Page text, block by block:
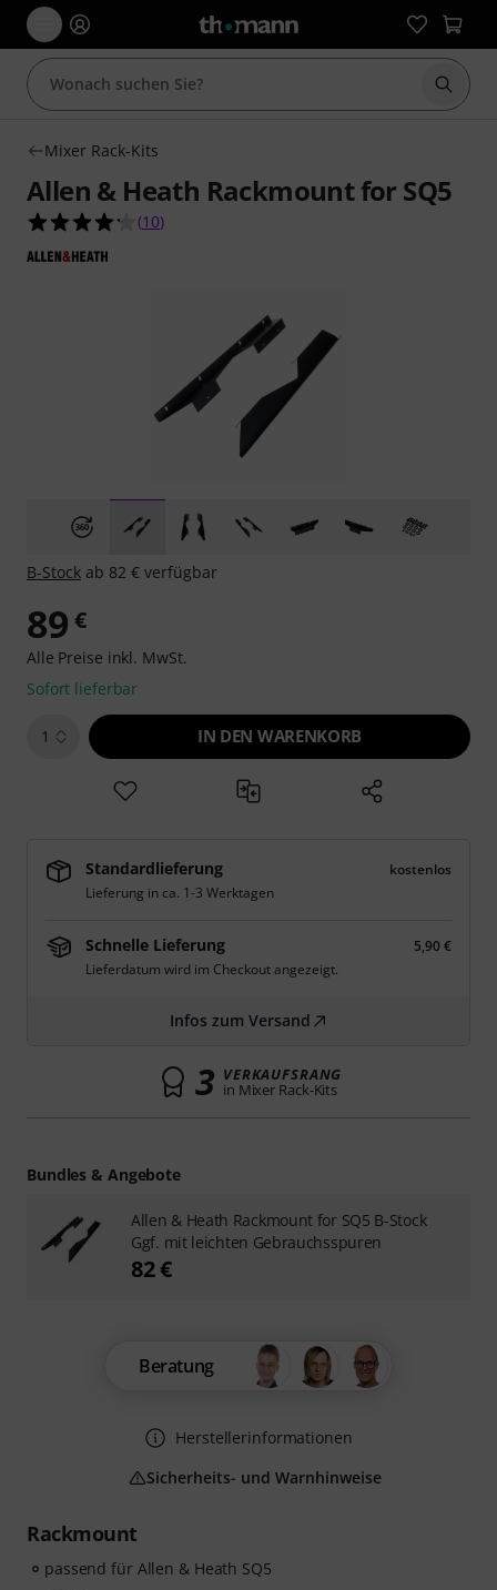
Suche
Mixer Rack-Kits
Allen & Heath Rackmount for SQ5
4.2 von 5 Sternen aus 10 Kundenbewertungen
(10)
Rackmount
passend für Allen & Heath SQ5
B-Stock ab 82 € verfügbar
89 €
Alle Preise inkl. MwSt.
Sofort lieferbar
1 IN DEN WARENKORB
Standardlieferung
kostenlos
Lieferung in ca. 1-3 Werktagen
Schnelle Lieferung
5,90 €
Lieferdatum wird im Checkout angezeigt.
Infos zum Versand
3 VERKAUFSRANG
in Mixer Rack-Kits
Beratung
Herstellerinformationen
Sicherheits- und Warnhinweise
Bundles & Angebote
Allen & Heath Rackmount for SQ5 B-Stock
Ggf. mit leichten Gebrauchsspuren
82 €